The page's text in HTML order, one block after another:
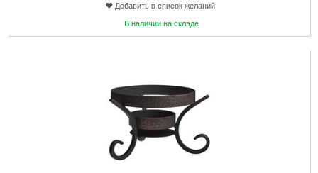
Добавить в список желаний
В наличии на складе